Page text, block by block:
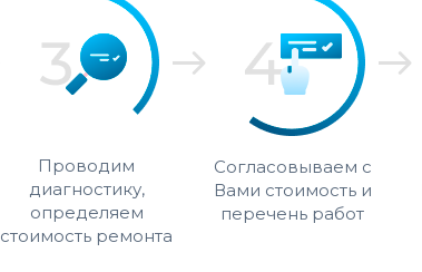
Проводим
диагностику,
определяем
стоимость ремонта
Согласовываем с
Вами стоимость и
перечень работ